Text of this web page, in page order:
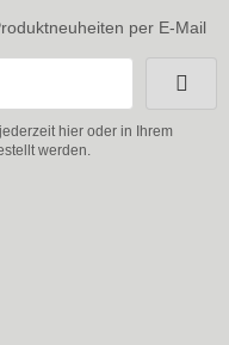
per E-Mail
hier oder in Ihrem
werden.